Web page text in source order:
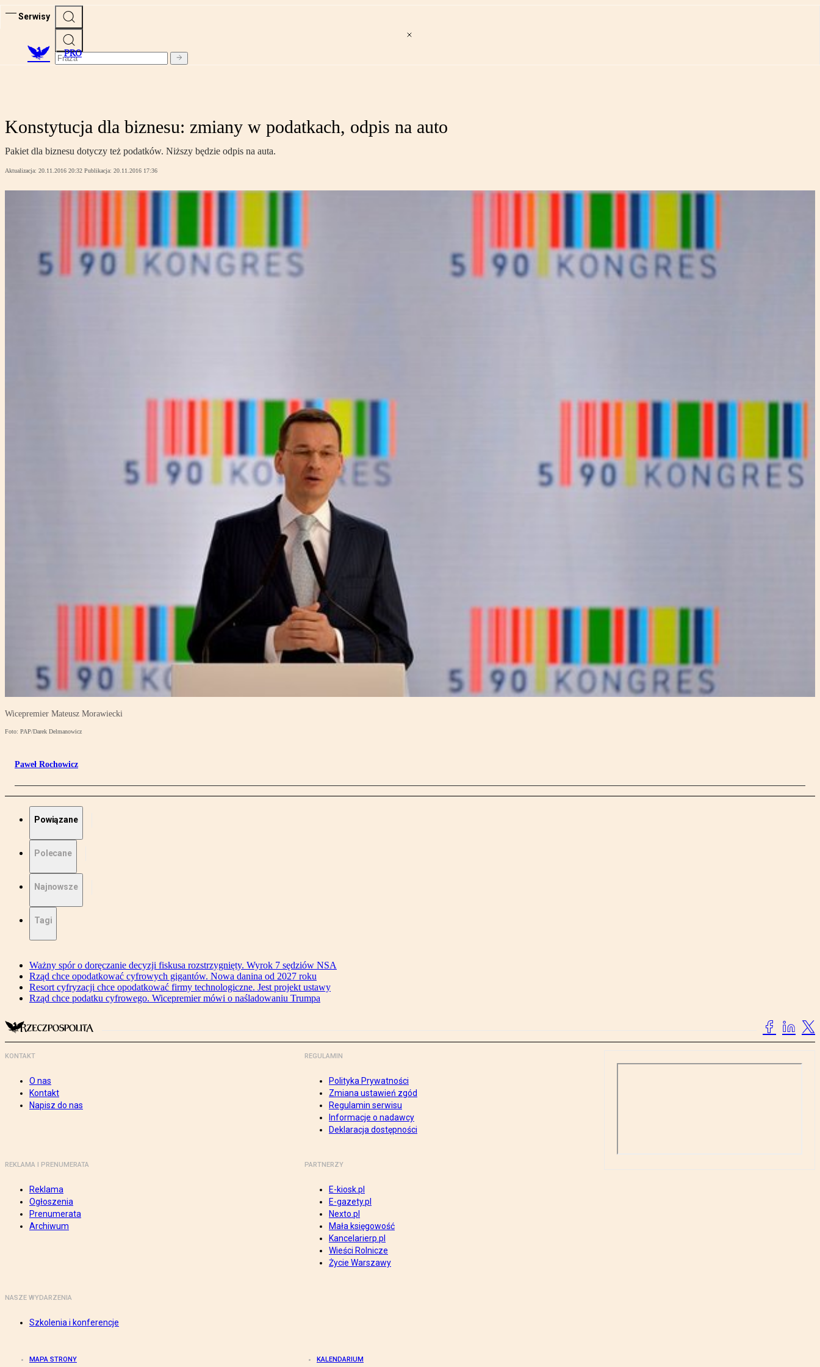
Serwisy
PRO
Konstytucja dla biznesu: zmiany w podatkach, odpis na auto
Pakiet dla biznesu dotyczy też podatków. Niższy będzie odpis na auta.
Aktualizacja: 20.11.2016 20:32 Publikacja: 20.11.2016 17:36
Wicepremier Mateusz Morawiecki
Foto: PAP/Darek Delmanowicz
Paweł Rochowicz
Powiązane
Polecane
Najnowsze
Tagi
Ważny spór o doręczanie decyzji fiskusa rozstrzygnięty. Wyrok 7 sędziów NSA
Rząd chce opodatkować cyfrowych gigantów. Nowa danina od 2027 roku
Resort cyfryzacji chce opodatkować firmy technologiczne. Jest projekt ustawy
Rząd chce podatku cyfrowego. Wicepremier mówi o naśladowaniu Trumpa
KONTAKT
O nas
Kontakt
Napisz do nas
REGULAMIN
Polityka Prywatności
Zmiana ustawień zgód
Regulamin serwisu
Informacje o nadawcy
Deklaracja dostępności
REKLAMA I PRENUMERATA
Reklama
Ogłoszenia
Prenumerata
Archiwum
PARTNERZY
E-kiosk.pl
E-gazety.pl
Nexto.pl
Mała księgowość
Kancelarierp.pl
Wieści Rolnicze
Życie Warszawy
NASZE WYDARZENIA
Szkolenia i konferencje
MAPA STRONY KALENDARIUM